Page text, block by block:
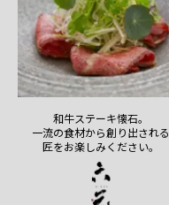
和牛ステーキ懐石。
一流の食材から創り出される
匠をお楽しみください。